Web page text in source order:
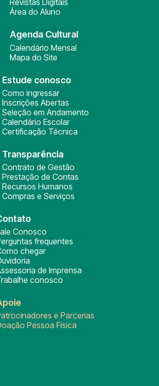
Revistas Digitais
Área do Aluno
Agenda Cultural
Calendário Mensal
Mapa do Site
Estude conosco
Como ingressar
Inscrições Abertas
Seleção em Andamento
Calendário Escolar
Certificação Técnica
Transparência
Contrato de Gestão
Prestação de Contas
Recursos Humanos
Compras e Serviços
Conosco
frequentes
chegar
de Imprensa
conosco
e Parcerias
Pessoa Física